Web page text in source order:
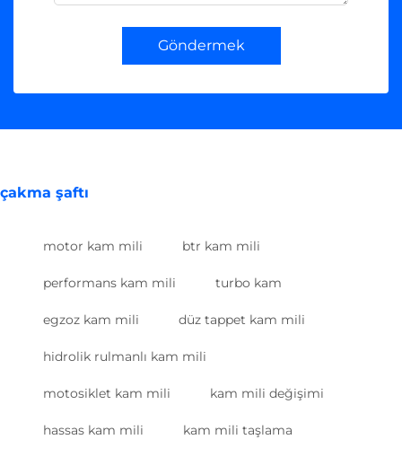
Göndermek
çakma şaftı
motor kam mili btr kam mili
performans kam mili turbo kam
egzoz kam mili düz tappet kam mili
hidrolik rulmanlı kam mili
motosiklet kam mili kam mili değişimi
hassas kam mili kam mili taşlama